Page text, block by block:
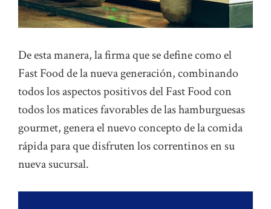
De esta manera, la firma que se define como el
Fast Food de la nueva generación, combinando
todos los aspectos positivos del Fast Food con
todos los matices favorables de las hamburguesas
gourmet, genera el nuevo concepto de la comida
rápida para que disfruten los correntinos en su
nueva sucursal.